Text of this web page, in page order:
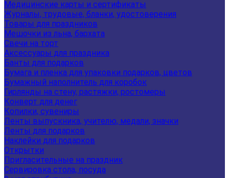
Медицинские карты и сертификаты
Журналы, трудовые, бланки, удостоверения
Товары для праздников
Мешочки из льна, бархата
Свечи на торт
Аксессуары для праздника
Банты для подарков
Бумага и пленка для упаковки подарков, цветов
Бумажный наполнитель для коробок
Гирлянды на стену, растяжки, ростомеры
Конверт для денег
Копилки, сувениры
Ленты выпускника, учителю, медали, значки
Ленты для подарков
Наклейки для подарков
Открытки
Пригласительные на праздник
Сервировка стола, посуда